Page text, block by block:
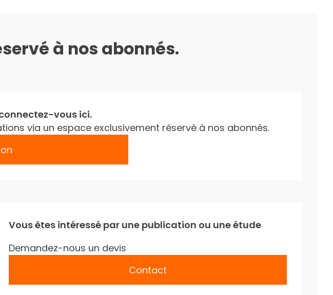
à nos abonnés.
vous ici.
via un espace exclusivement réservé à nos abonnés.
Vous êtes intéressé par une publication ou une étude
Demandez-nous un devis
Contact